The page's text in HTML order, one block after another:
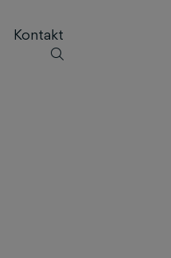
Kontakt